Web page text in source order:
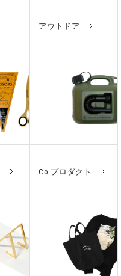
アウトドア
Co.プロダクト